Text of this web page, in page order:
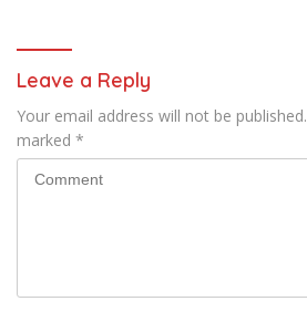
Leave a Reply
Your email address will not be published.
marked *